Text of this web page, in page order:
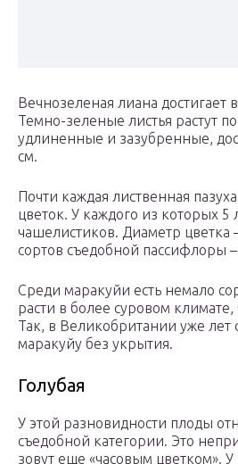
Вечнозеленая лиана достигает
Темно-зеленые листья растут
удлиненные и зазубренные,
см.
Почти каждая лиственная
цветок. У каждого из которых 5
чашелистиков. Диаметр цветка
сортов съедобной пассифлоры
Среди маракуйи есть немало
расти в более суровом
Так, в Великобритании уже
маракуйу без укрытия.
Голубая
У этой разновидности плоды
съедобной категории. Это
зовут еще «часовым цветком».